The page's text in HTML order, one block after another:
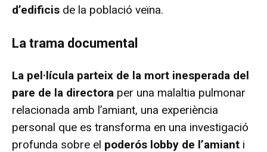
d’edificis de la població veïna.
La trama documental
La pel·lícula parteix de la mort inesperada del
pare de la directora per una malaltia pulmonar
relacionada amb l’amiant, una experiència
personal que es transforma en una investigació
profunda sobre el poderós lobby de l’amiant i